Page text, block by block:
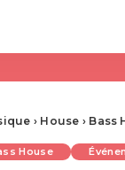
› House › Bass
House